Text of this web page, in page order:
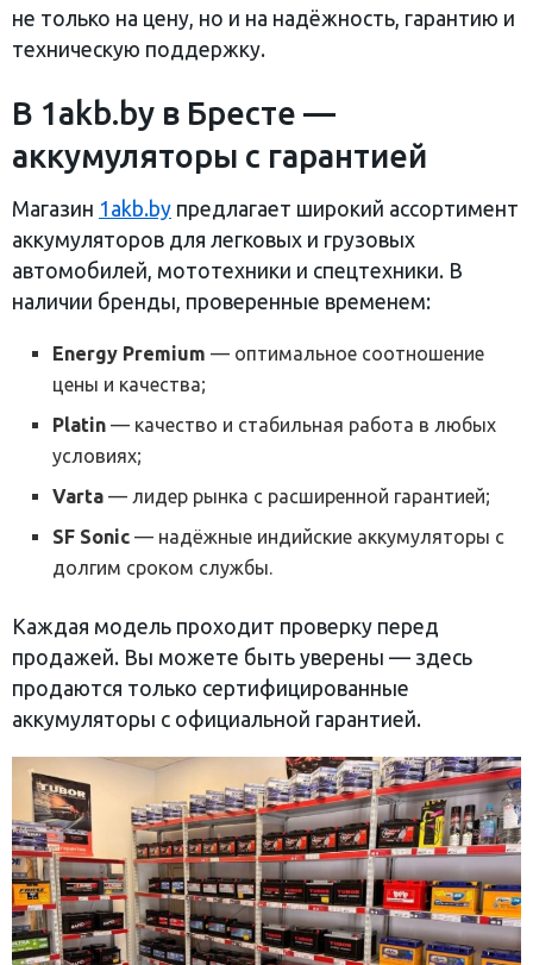
не только на цену, но и на надёжность, гарантию и
техническую поддержку.
В 1akb.by в Бресте —
аккумуляторы с гарантией
Магазин 1akb.by предлагает широкий ассортимент
аккумуляторов для легковых и грузовых
автомобилей, мототехники и спецтехники. В
наличии бренды, проверенные временем:
Energy Premium — оптимальное соотношение
цены и качества;
Platin — качество и стабильная работа в любых
условиях;
Varta — лидер рынка с расширенной гарантией;
SF Sonic — надёжные индийские аккумуляторы с
долгим сроком службы.
Каждая модель проходит проверку перед
продажей. Вы можете быть уверены — здесь
продаются только сертифицированные
аккумуляторы с официальной гарантией.